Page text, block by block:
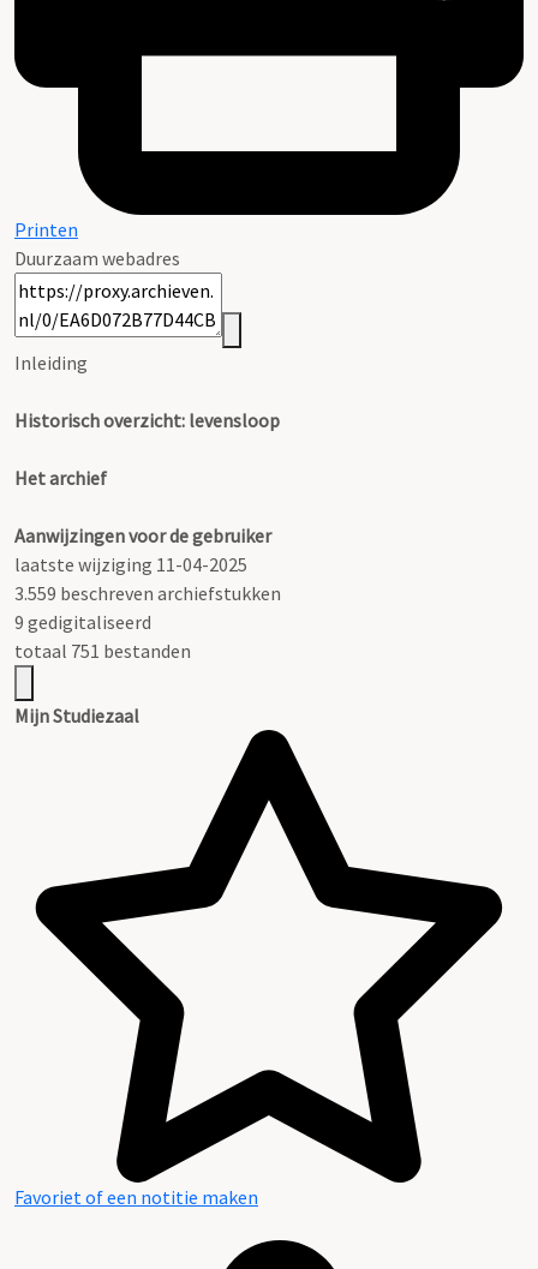
Printen
Duurzaam webadres
Inleiding
Historisch overzicht: levensloop
Het archief
Aanwijzingen voor de gebruiker
laatste wijziging 11-04-2025
3.559 beschreven archiefstukken
9 gedigitaliseerd
totaal 751 bestanden
Mijn Studiezaal
Favoriet of een notitie maken